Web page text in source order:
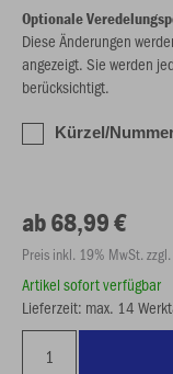
Optionale
Diese Änderungen
angezeigt. Sie werden
berücksichtigt.
Kürzel/
ab 68,99 €
Preis inkl. 19% MwSt. zzgl.
Artikel sofort verfügbar
Lieferzeit: max. 14